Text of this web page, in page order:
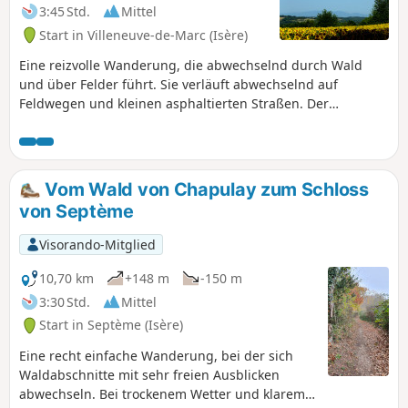
3:45 Std.
Mittel
Start in Villeneuve-de-Marc (Isère)
Eine reizvolle Wanderung, die abwechselnd durch Wald
und über Felder führt. Sie verläuft abwechselnd auf
Feldwegen und kleinen asphaltierten Straßen. Der
Abschnitte und ist daher nicht allzu anstrengend.
Vom Wald von Chapulay zum Schloss
von Septème
Visorando-Mitglied
10,70 km
+148 m
-150 m
3:30 Std.
Mittel
Start in Septème (Isère)
Eine recht einfache Wanderung, bei der sich
Waldabschnitte mit sehr freien Ausblicken
abwechseln. Bei trockenem Wetter und klarem